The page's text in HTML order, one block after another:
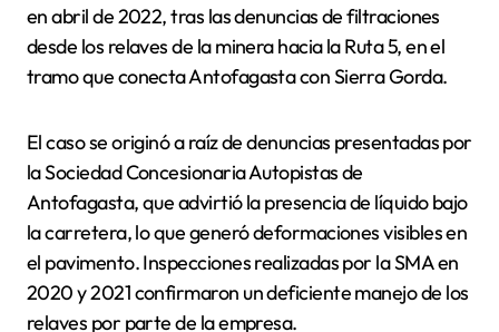
en abril de 2022, tras las denuncias de filtraciones
desde los relaves de la minera hacia la Ruta 5, en el
tramo que conecta Antofagasta con Sierra Gorda.
El caso se originó a raíz de denuncias presentadas por
la Sociedad Concesionaria Autopistas de
Antofagasta, que advirtió la presencia de líquido bajo
la carretera, lo que generó deformaciones visibles en
el pavimento. Inspecciones realizadas por la SMA en
2020 y 2021 confirmaron un deficiente manejo de los
relaves por parte de la empresa.